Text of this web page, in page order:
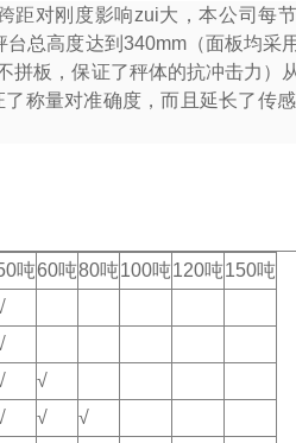
距对刚度影响zui大，本公司每
台总高度达到 340mm（面板均采
拼板，保证了秤体的抗冲击力）
称量对准确度，而且延长了传
吨60吨80吨100吨120吨150吨
√
√
√